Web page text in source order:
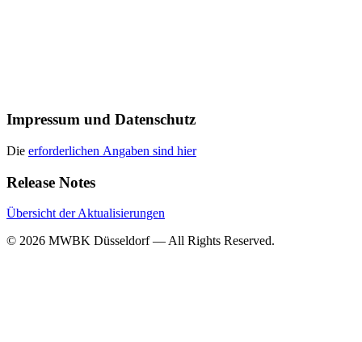
Impressum und Datenschutz
Die erforderlichen Angaben sind hier
Release Notes
Übersicht der Aktualisierungen
© 2026 MWBK Düsseldorf — All Rights Reserved.